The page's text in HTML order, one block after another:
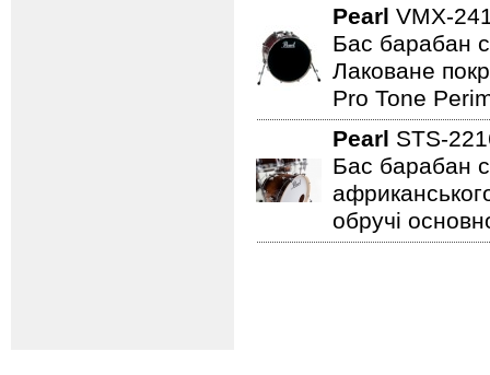
Pearl VMX-
Бас барабан
Лаковане
Pro Tone
Pearl STS-
Бас барабан
обручі